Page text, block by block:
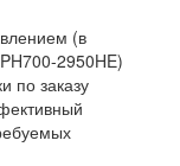
(в
2950HE)
по заказу